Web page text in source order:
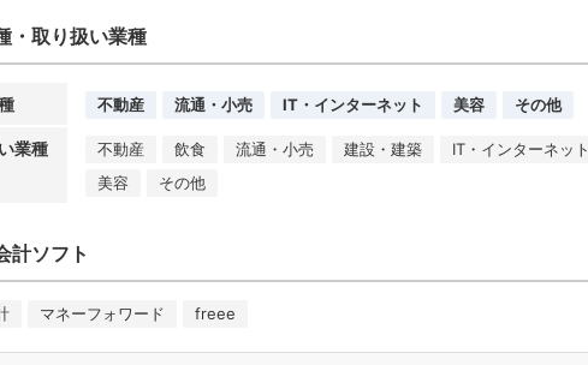
・取り扱い業種
不動産 流通・小売 IT・インターネット 美容 その他
業種 不動産 飲食 流通・小売 建設・建築
IT・インターネット
美容
その他
計ソフト
マネーフォワード freee